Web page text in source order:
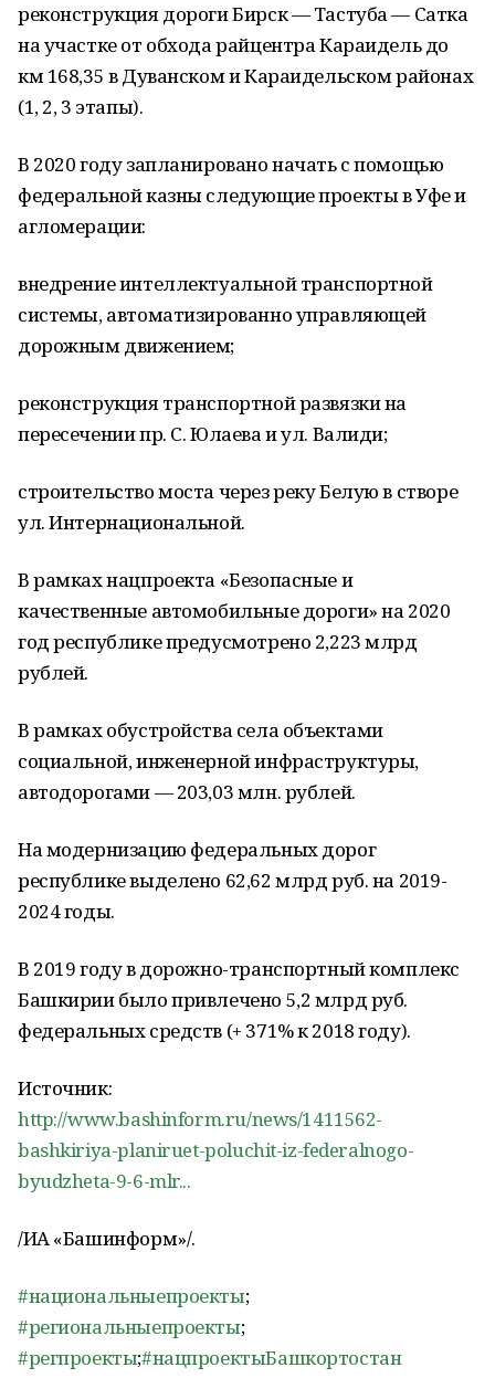
реконструкция дороги Бирск — Тастуба — Сатка
на участке от обхода райцентра Караидель до
км 168,35 в Дуванском и Караидельском районах
(1, 2, 3 этапы).
В 2020 году запланировано начать с помощью
федеральной казны следующие проекты в Уфе и
агломерации:
внедрение интеллектуальной транспортной
системы, автоматизированно управляющей
дорожным движением;
реконструкция транспортной развязки на
пересечении пр. С. Юлаева и ул. Валиди;
строительство моста через реку Белую в створе
ул. Интернациональной.
В рамках нацпроекта «Безопасные и
качественные автомобильные дороги» на 2020
год республике предусмотрено 2,223 млрд
рублей.
В рамках обустройства села объектами
социальной, инженерной инфраструктуры,
автодорогами — 203,03 млн. рублей.
На модернизацию федеральных дорог
республике выделено 62,62 млрд руб. на 2019-
2024 годы.
В 2019 году в дорожно-транспортный комплекс
Башкирии было привлечено 5,2 млрд руб.
федеральных средств (+ 371% к 2018 году).
Источник:
http://www.bashinform.ru/news/1411562-
bashkiriya-planiruet-poluchit-iz-federalnogo-
byudzheta-9-6-mlr...
/ИА «Башинформ»/.
#национальныепроекты;
#региональныепроекты;
#регпроекты;#нацпроектыБашкортостан